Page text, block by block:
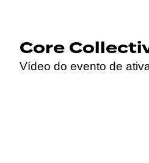
Core
Vídeo do evento de